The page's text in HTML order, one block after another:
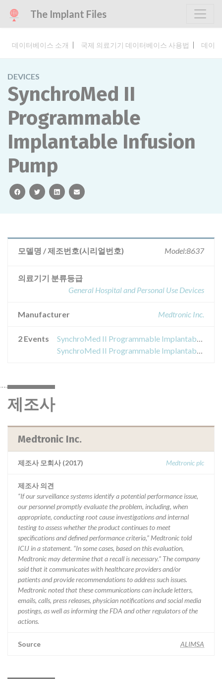
The Implant Files
데이터베이스 소개 국제 의료기기 데이터베이스 사용법 데이
DEVICES
SynchroMed II
Programmable
Implantable Infusion
Pump
facebooktwitterlinkedinemail
모델명 / 제조번호(시리얼번호) Model:8637
의료기기 분류등급
General Hospital and Personal Use Devices
Manufacturer Medtronic Inc.
2 Events
SynchroMed II Programmable Implantable Infusion Pump 에 대한 현장 안전성 서한
SynchroMed II Programmable Implantable Infusion Pump 에 대한 현장 안전성 서한
제조사
Medtronic Inc.
제조사 모회사 (2017) Medtronic plc
제조사 의견
“If our surveillance systems identify a potential performance issue,
our personnel promptly evaluate the problem, including, when
appropriate, conducting root cause investigations and internal
testing to assess whether the product continues to meet
specifications and defined performance criteria,” Medtronic told
ICIJ in a statement. “In some cases, based on this evaluation,
Medtronic may determine that a recall is necessary.” The company
said that it communicates with healthcare providers and/or
patients and provide recommendations to address such issues.
Medtronic noted that these communications can include letters,
emails, calls, press releases, physician notifications and social media
postings, as well as informing the FDA and other regulators of the
actions.
Source ALIMSA